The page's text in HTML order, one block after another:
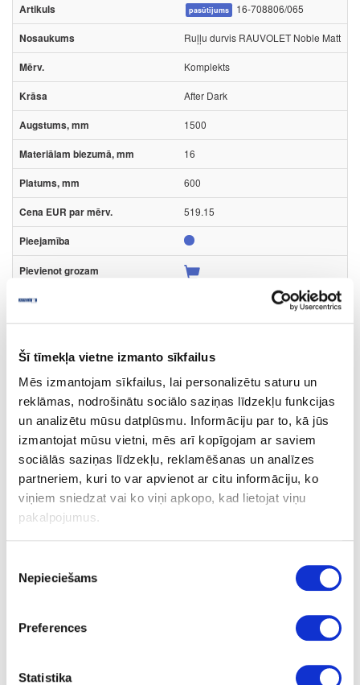
Šī tīmekļa vietne izmanto sīkfailus
Mēs izmantojam sīkfailus, lai personalizētu saturu un
reklāmas, nodrošinātu sociālo saziņas līdzekļu funkcijas
un analizētu mūsu datplūsmu. Informāciju par to, kā jūs
izmantojat mūsu vietni, mēs arī kopīgojam ar saviem
sociālās saziņas līdzekļu, reklamēšanas un analīzes
partneriem, kuri to var apvienot ar citu informāciju, ko
viņiem sniedzat vai ko viņi apkopo, kad lietojat viņu
pakalpojumus.
izvēle
Nepieciešams
Preferences
Statistika
pasūtījums 16-708806/065
Ruļļu durvis RAUVOLET Noble Matt
Komplekts
After Dark
1500
16
600
519.15
16-708804/065
Komplekts
After Dark
1500
19
600
519.15
16-708816/065
Ruļļu durvis RAUVOLET Noble Matt